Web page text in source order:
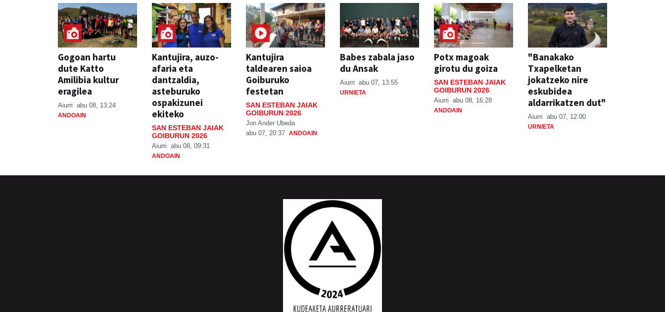
Gogoan hartu
dute Katto
Amilibia kultur
eragilea
Aiurri abu 08, 13:24
ANDOAIN
Kantujira, auzo-
afaria eta
dantzaldia,
asteburuko
ospakizunei
ekiteko
SAN ESTEBAN JAIAK
GOIBURUN 2026
Aiurri abu 08, 09:31
ANDOAIN
Kantujira
taldearen saioa
Goiburuko
festetan
SAN ESTEBAN JAIAK
GOIBURUN 2026
Jon Ander Ubeda
abu 07, 20:37 ANDOAIN
Babes zabala jaso
du Ansak
Aiurri abu 07, 13:55
URNIETA
Potx magoak
girotu du goiza
SAN ESTEBAN JAIAK
GOIBURUN 2026
Aiurri abu 08, 16:28
ANDOAIN
"Banakako
Txapelketan
jokatzeko nire
eskubidea
aldarrikatzen dut"
Aiurri abu 07, 12:00
URNIETA